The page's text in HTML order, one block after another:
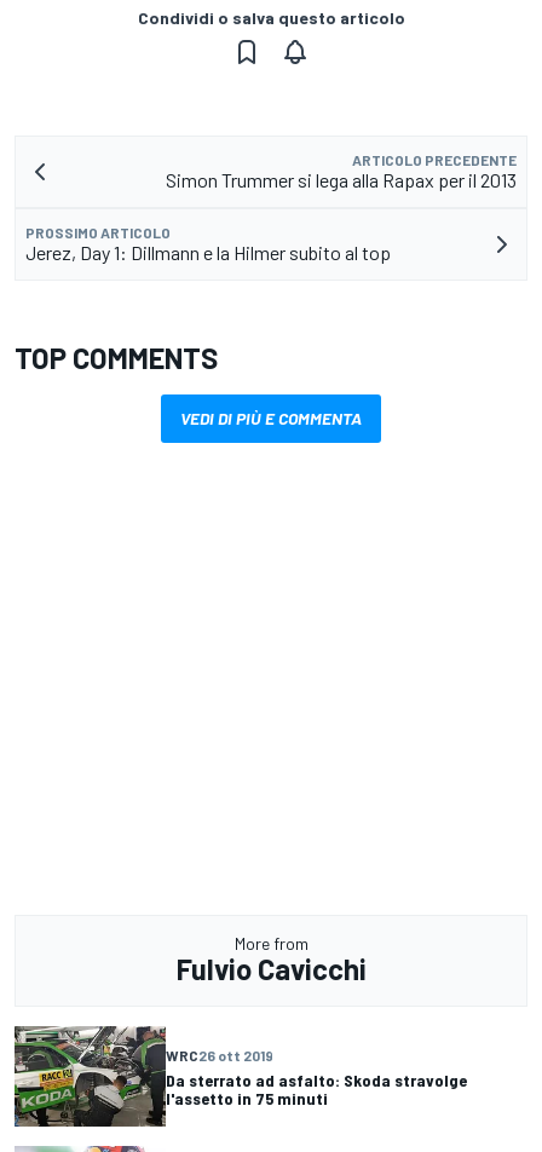
Condividi o salva questo articolo
ARTICOLO PRECEDENTE
Simon Trummer si lega alla Rapax per il 2013
PROSSIMO ARTICOLO
Jerez, Day 1: Dillmann e la Hilmer subito al top
TOP COMMENTS
VEDI DI PIÙ E COMMENTA
More from
Fulvio Cavicchi
WRC26 ott 2019
Da sterrato ad asfalto: Skoda stravolge
l'assetto in 75 minuti